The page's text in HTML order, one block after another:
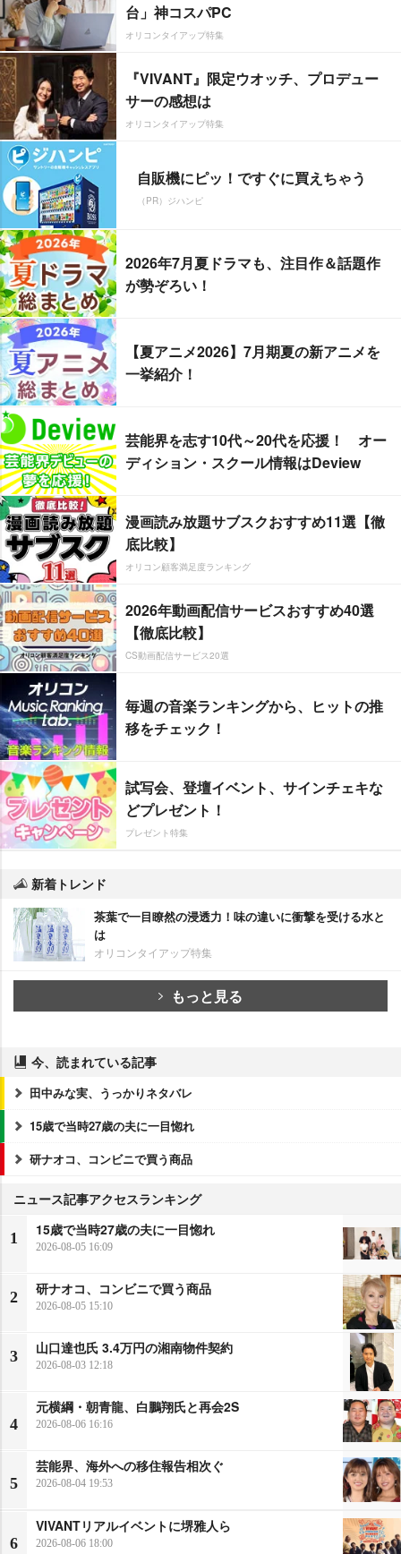
台」神コスパPC
オリコンタイアップ特集
『VIVANT』限定ウオッチ、プロデュー
サーの感想は
オリコンタイアップ特集
自販機にピッ！ですぐに買えちゃう
（PR）ジハンピ
2026年7月夏ドラマも、注目作＆話題作
が勢ぞろい！
【夏アニメ2026】7月期夏の新アニメを
一挙紹介！
芸能界を志す10代～20代を応援！ オー
ディション・スクール情報はDeview
漫画読み放題サブスクおすすめ11選【徹
底比較】
オリコン顧客満足度ランキング
2026年動画配信サービスおすすめ40選
【徹底比較】
CS動画配信サービス20選
毎週の音楽ランキングから、ヒットの推
移をチェック！
試写会、登壇イベント、サインチェキな
どプレゼント！
プレゼント特集
新着トレンド
茶葉で一目瞭然の浸透力！味の違いに衝撃を受ける水と
は
オリコンタイアップ特集
もっと見る
今、読まれている記事
田中みな実、うっかりネタバレ
15歳で当時27歳の夫に一目惚れ
研ナオコ、コンビニで買う商品
ニュース記事アクセスランキング
1
15歳で当時27歳の夫に一目惚れ
2026-08-05 16:09
2
研ナオコ、コンビニで買う商品
2026-08-05 15:10
3
山口達也氏 3.4万円の湘南物件契約
2026-08-03 12:18
4
元横綱・朝青龍、白鵬翔氏と再会2S
2026-08-06 16:16
5
芸能界、海外への移住報告相次ぐ
2026-08-04 19:53
6
VIVANTリアルイベントに堺雅人ら
2026-08-06 18:00